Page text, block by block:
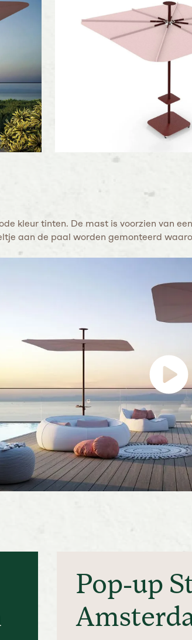
kleur tinten. De mast is voorzien van
aan de paal worden gemonteerd
Pop-up